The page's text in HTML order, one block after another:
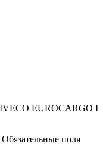
EUROCARGO I
Обязательные поля